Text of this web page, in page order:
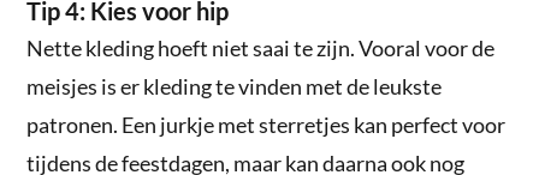
Tip 4: Kies voor hip
Nette kleding hoeft niet saai te zijn. Vooral voor de
meisjes is er kleding te vinden met de leukste
patronen. Een jurkje met sterretjes kan perfect voor
tijdens de feestdagen, maar kan daarna ook nog